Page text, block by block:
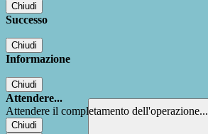
Chiudi
Successo
Chiudi
Informazione
Chiudi
Attendere...
Attendere il completamento dell'operazione...
Chiudi